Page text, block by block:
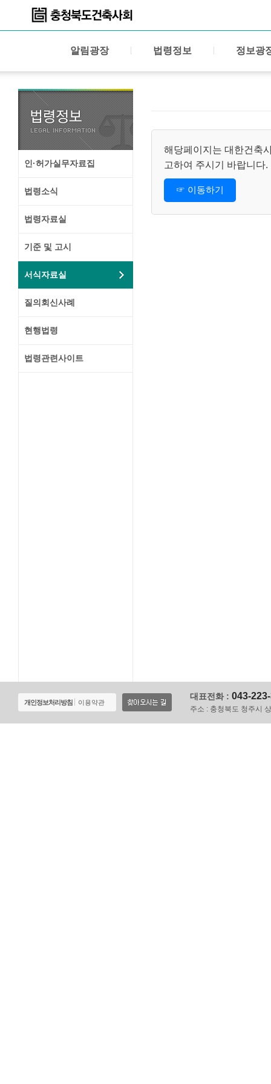
알림광장 법령정보 정보광
인·허가실무자료집
법령소식
법령자료실
기준 및 고시
서식자료실
질의회신사례
현행법령
법령관련사이트
해당페이지는 대한건축
고하여 주시기 바랍니다.
☞ 이동하기
개인정보처리방침 이용약관
대표전화 : 043-
주소 : 충청북도 청주시